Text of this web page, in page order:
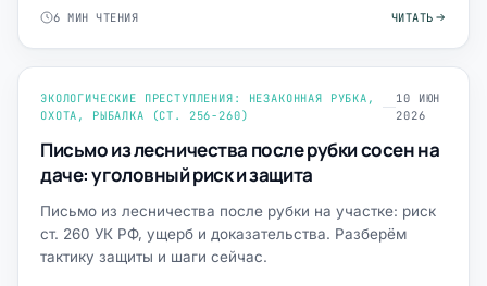
6 МИН ЧТЕНИЯ ЧИТАТЬ
ЭКОЛОГИЧЕСКИЕ ПРЕСТУПЛЕНИЯ: НЕЗАКОННАЯ РУБКА,
ОХОТА, РЫБАЛКА (СТ. 256-260)
10 ИЮН
2026
Письмо из лесничества после рубки сосен на
даче: уголовный риск и защита
Письмо из лесничества после рубки на участке: риск
ст. 260 УК РФ, ущерб и доказательства. Разберём
тактику защиты и шаги сейчас.